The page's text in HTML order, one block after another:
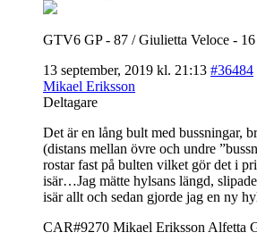
GTV6 GP - 87 / Giulietta Veloce - 16
13 september, 2019 kl. 21:13 #36484
Mikael Eriksson
Deltagare
Det är en lång bult med bussningar,
(distans mellan övre och undre
rostar fast på bulten vilket gör det i
isär…Jag mätte hylsans längd,
isär allt och sedan gjorde jag en ny
CAR#9270 Mikael Eriksson Alfetta